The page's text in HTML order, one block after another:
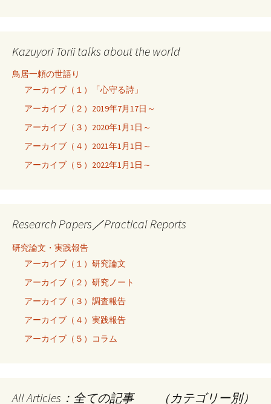
Kazuyori Torii talks about the world
鳥居一頼の世語り
アーカイブ（１）「心守る詩」
アーカイブ（２）2019年7月17日～
アーカイブ（３）2020年1月1日～
アーカイブ（４）2021年1月1日～
アーカイブ（５）2022年1月1日～
Research Papers／Practical Reports
研究論文・実践報告
アーカイブ（１）研究論文
アーカイブ（２）研究ノート
アーカイブ（３）調査報告
アーカイブ（４）実践報告
アーカイブ（５）コラム
All Articles：全ての記事 （カテゴリー別）